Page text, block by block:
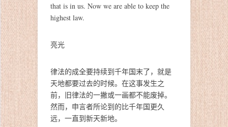
that is in us. Now we are able to keep the
highest law.
亮光
律法的成全要持续到千年国末了，就是
天地都要过去的时候。在这事发生之
前，旧律法的一撇或一画都不能废掉。
然而，申言者所论到的比千年国更久
远，一直到新天新地。